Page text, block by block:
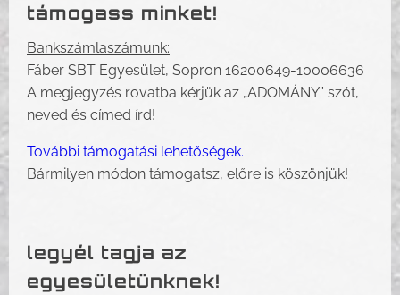
támogass minket!
Bankszámlaszámunk:
Fáber SBT Egyesület, Sopron 16200649-10006636
A megjegyzés rovatba kérjük az „ADOMÁNY” szót,
neved és címed írd!
További támogatási lehetőségek.
Bármilyen módon támogatsz, előre is köszönjük!
legyél tagja az
egyesületünknek!